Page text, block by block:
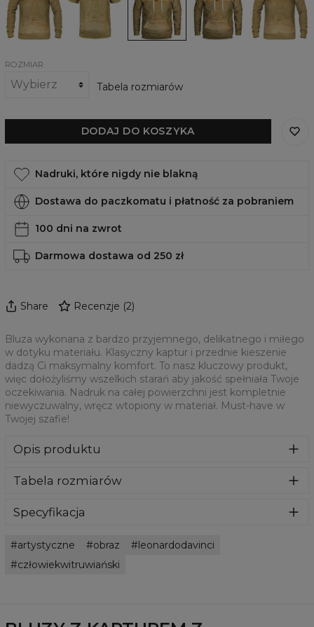
inspirowana
twórczością
Leonarda
da
inspirowany
twórczością
Leonardo
Vitruvian
Man,
inspirowana
twórczością
kapturem
Vitruvian
Man
Man,
inspirowana
twórczością
Leonarda
ROZMIAR
Tabela rozmiarów
DODAJ DO KOSZYKA
Nadruki, które nigdy nie blakną
Dostawa do paczkomatu i płatność za pobraniem
100 dni na zwrot
Darmowa dostawa od 250 zł
Share Recenzje (2)
Bluza wykonana z bardzo przyjemnego, delikatnego i miłego
w dotyku materiału. Klasyczny kaptur i przednie kieszenie
dadzą Ci maksymalny komfort. To nasz kluczowy produkt,
więc dołożyliśmy wszelkich starań aby jakość spełniała Twoje
oczekiwania. Nadruk na całej powierzchni jest kompletnie
niewyczuwalny, wręcz wtopiony w materiał. Must-have w
Twojej szafie!
Opis produktu
miłego w dotyku materiału. Klasyczny kaptur i przednie
produkt, więc dołożyliśmy wszelkich starań aby jakość
materiał. Must-have w Twojej szafie!
Tabela rozmiarów
Specyfikacja
Przeznaczenie:
Unisex
Dostępność:
Szyte na zamówienie
artystyczne obraz
leonardodavinci
człowiekwitruwiański